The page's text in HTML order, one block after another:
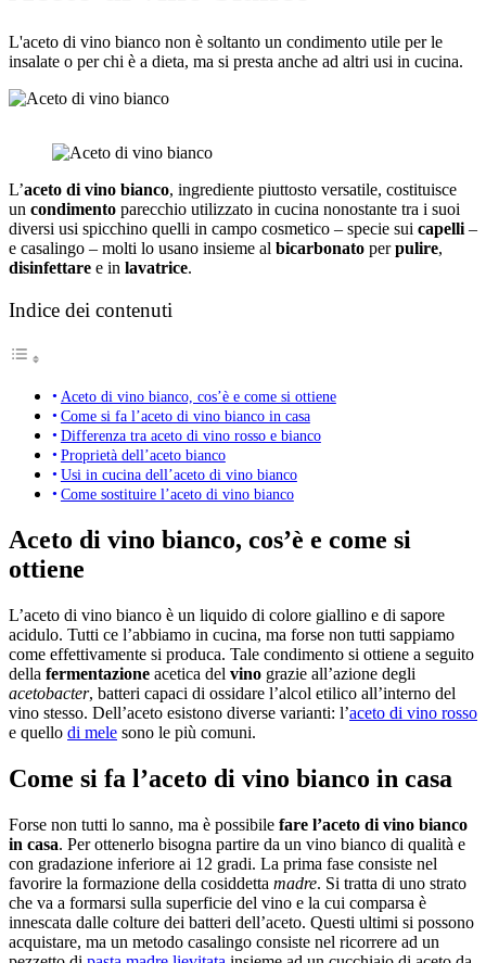
L'aceto di vino bianco non è soltanto un condimento utile per le
insalate o per chi è a dieta, ma si presta anche ad altri usi in cucina.
L’aceto di vino bianco, ingrediente piuttosto versatile, costituisce
un condimento parecchio utilizzato in cucina nonostante tra i suoi
diversi usi spicchino quelli in campo cosmetico – specie sui capelli –
e casalingo – molti lo usano insieme al bicarbonato perpulire,
disinfettare e in lavatrice.
Indice dei contenuti
Aceto di vino bianco, cos’è e come si ottiene
Come si fa l’aceto di vino bianco in casa
Differenza tra aceto di vino rosso e bianco
Proprietà dell’aceto bianco
Usi in cucina dell’aceto di vino bianco
Come sostituire l’aceto di vino bianco
Aceto di vino bianco, cos’è e come si
ottiene
L’aceto di vino bianco è un liquido di colore giallino e di sapore
acidulo. Tutti ce l’abbiamo in cucina, ma forse non tutti sappiamo
come effettivamente si produca. Tale condimento si ottiene a seguito
della fermentazione acetica del vino grazie all’azione degli
acetobacter, batteri capaci di ossidare l’alcol etilico all’interno del
vino stesso. Dell’aceto esistono diverse varianti: l’aceto di vino rosso
e quello di mele sono le più comuni.
Come si fa l’aceto di vino bianco in casa
Forse non tutti lo sanno, ma è possibile fare l’aceto di vino bianco
in casa. Per ottenerlo bisogna partire da un vino bianco di qualità e
con gradazione inferiore ai 12 gradi. La prima fase consiste nel
favorire la formazione della cosiddetta madre. Si tratta di uno strato
che va a formarsi sulla superficie del vino e la cui comparsa è
innescata dalle colture dei batteri dell’aceto. Questi ultimi si possono
acquistare, ma un metodo casalingo consiste nel ricorrere ad un